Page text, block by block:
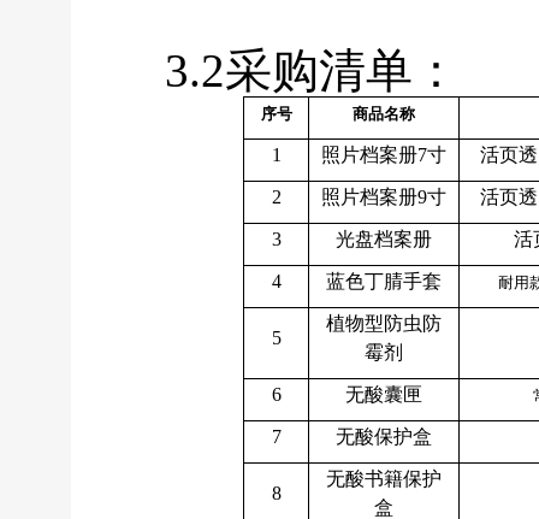
3.2采购清单：
序号 商品名称
1 照片档案册7寸 活页
2 照片档案册9寸 活页
3 光盘档案册 活
4 蓝色丁腈手套 耐用
5
植物型防虫防
霉剂
6 无酸囊匣
7 无酸保护盒
8
无酸书籍保护
盒